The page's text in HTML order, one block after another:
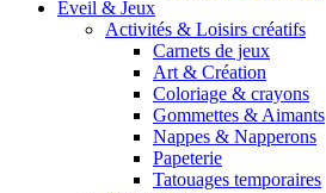
Éveil & Jeux
Activités & Loisirs créatifs
Carnets de jeux
Art & Création
Coloriage & crayons
Gommettes & Aimants
Nappes & Napperons
Papeterie
Tatouages temporaires